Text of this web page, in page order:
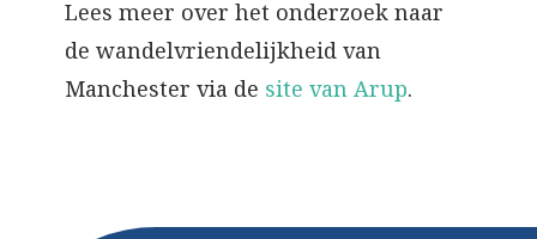
Lees meer over het onderzoek naar
de wandelvriendelijkheid van
Manchester via de site van Arup.